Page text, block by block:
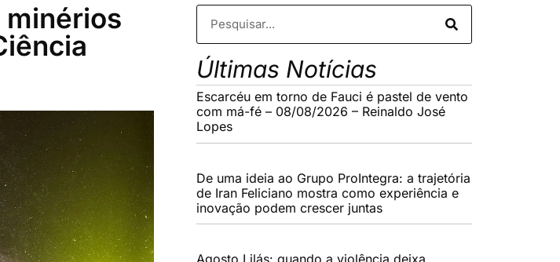
Últimas Notícias
Escarcéu em torno de Fauci é pastel de vento
com má-fé – 08/08/2026 – Reinaldo José
Lopes
De uma ideia ao Grupo ProIntegra: a trajetória
de Iran Feliciano mostra como experiência e
inovação podem crescer juntas